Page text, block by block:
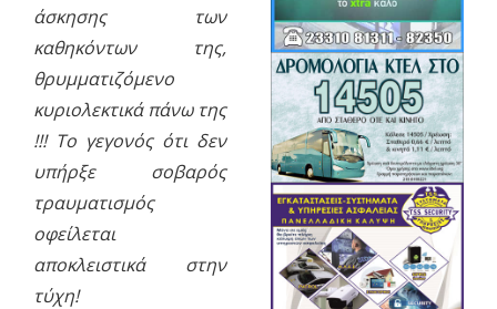
άσκησης των
καθηκόντων της,
θρυμματιζόμενο
κυριολεκτικά πάνω της
!!! Το γεγονός ότι δεν
υπήρξε σοβαρός
τραυματισμός
οφείλεται
αποκλειστικά στην
τύχη!